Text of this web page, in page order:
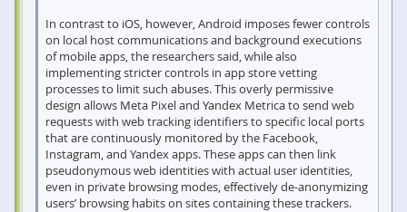
In contrast to iOS, however, Android imposes fewer controls
on local host communications and background executions
of mobile apps, the researchers said, while also
implementing stricter controls in app store vetting
processes to limit such abuses. This overly permissive
design allows Meta Pixel and Yandex Metrica to send web
requests with web tracking identifiers to specific local ports
that are continuously monitored by the Facebook,
Instagram, and Yandex apps. These apps can then link
pseudonymous web identities with actual user identities,
even in private browsing modes, effectively de-anonymizing
users’ browsing habits on sites containing these trackers.